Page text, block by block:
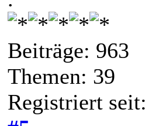
Beiträge: 963
Themen: 39
Registriert